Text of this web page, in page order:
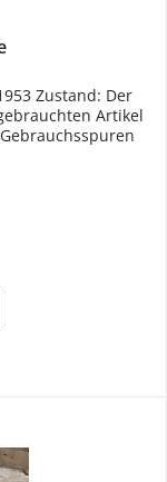
Zustand: Der
Artikel